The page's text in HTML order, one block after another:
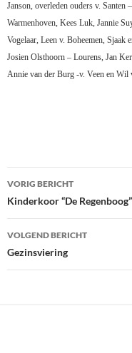
Janson, overleden ouders v. Santen
Warmenhoven, Kees Luk, Jannie
Vogelaar, Leen v. Boheemen, Sjaak
Josien Olsthoorn – Lourens, Jan
Annie van der Burg -v. Veen en
Bericht
navigatie
VORIG BERICHT
Kinderkoor “De Regenboog”
VOLGEND BERICHT
Gezinsviering